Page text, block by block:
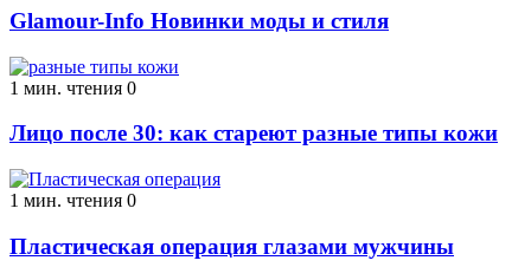
Glamour-Info Новинки моды и стиля
1 мин. чтения 0
Лицо после 30: как стареют разные типы кожи
1 мин. чтения 0
Пластическая операция глазами мужчины